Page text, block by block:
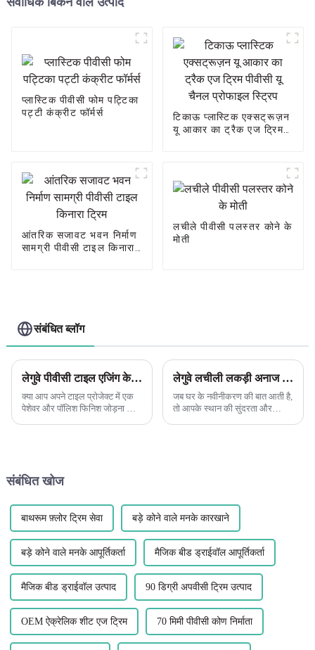
प्लास्टिक पीवीसी फोम पट्टिका
पट्टी कंक्रीट फॉर्मर्स
टिकाऊ प्लास्टिक एक्सट्रूज़न
यू आकार का ट्रैक एज ट्रिम
आंतरिक सजावट भवन निर्माण
सामग्री पीवीसी टाइल किनारा
लचीले पीवीसी पलस्तर कोने के
मोती
संबंधित ब्लॉग
लेगुवे पीवीसी टाइल एजिंग के साथ अपनी टाइल परियोजनाओं को बढ़ाएं
क्या आप अपने टाइल प्रोजेक्ट में एक
पेशेवर और पॉलिश फिनिश जोड़ना चाह
लेगुवे लचीली लकड़ी अनाज पीवीसी एल-आकार के कोने किनारे सजावट के फायदे का खुलासा
जब घर के नवीनीकरण की बात आती है,
तो आपके स्थान की सुंदरता और
संबंधित खोज
बाथरूम फ़्लोर ट्रिम सेवा बड़े कोने वाले मनके कारखाने
बड़े कोने वाले मनके आपूर्तिकर्ता मैजिक बीड ड्राईवॉल आपूर्तिकर्ता
मैजिक बीड ड्राईवॉल उत्पाद 90 डिग्री अपवीसी ट्रिम उत्पाद
OEM ऐक्रेलिक शीट एज ट्रिम 70 मिमी पीवीसी कोण निर्माता